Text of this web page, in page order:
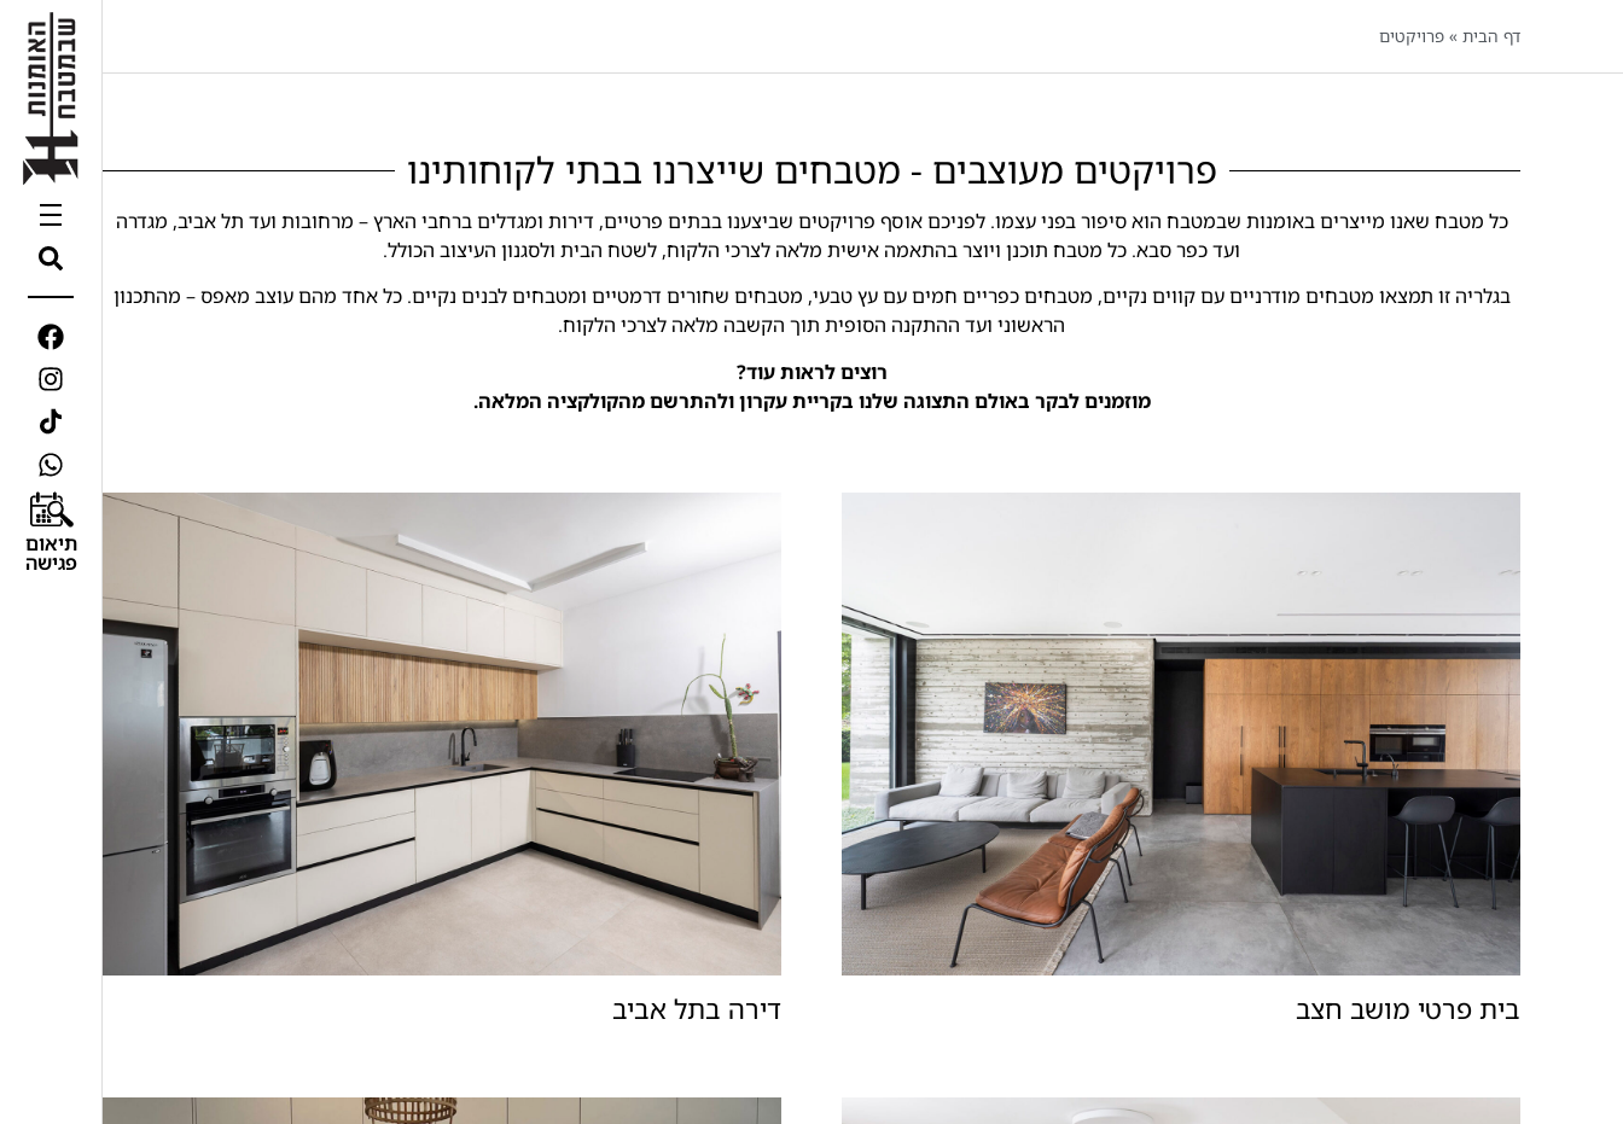
תיאום
פגישה
דף הבית » פרויקטים
פרויקטים מעוצבים - מטבחים שייצרנו בבתי לקוחותינו
כל מטבח שאנו מייצרים באומנות שבמטבח הוא סיפור בפני עצמו. לפניכם אוסף פרויקטים שביצענו בבתים פרטיים, דירות ומגדלים ברחבי הארץ – מרחובות ועד תל אביב, מגדרה
ועד כפר סבא. כל מטבח תוכנן ויוצר בהתאמה אישית מלאה לצרכי הלקוח, לשטח הבית ולסגנון העיצוב הכולל.
בגלריה זו תמצאו מטבחים מודרניים עם קווים נקיים, מטבחים כפריים חמים עם עץ טבעי, מטבחים שחורים דרמטיים ומטבחים לבנים נקיים. כל אחד מהם עוצב מאפס – מהתכנון
הראשוני ועד ההתקנה הסופית תוך הקשבה מלאה לצרכי הלקוח.
רוצים לראות עוד?
מוזמנים לבקר באולם התצוגה שלנו בקריית עקרון ולהתרשם מהקולקציה המלאה.
בית פרטי מושב חצב דירה בתל אביב